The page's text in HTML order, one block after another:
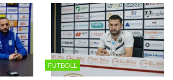
FUTBOLL